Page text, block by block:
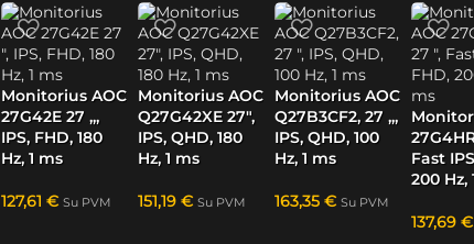
Monitorius AOC
27G42E 27 „,
IPS, FHD, 180
Hz, 1 ms
127,61 € Su PVM
Monitorius AOC
Q27G42XE 27″,
IPS, QHD, 180
Hz, 1 ms
151,19 € Su PVM
Monitorius AOC
Q27B3CF2, 27 „,
IPS, QHD, 100
Hz, 1 ms
163,35 € Su PVM
Fast
200 Hz,
137,69 €